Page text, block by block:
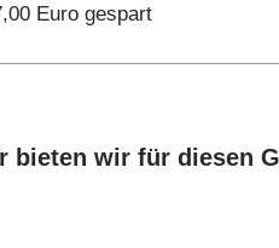
Euro gespart
bieten wir für diesen